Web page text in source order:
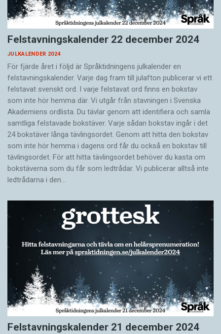
Felstavningskalender 22 december 2024
JULKALENDER 2024
För fjärde året i följd är Språktidningens julkalender en
felstavningskalender. Varje dag fram till julafton publicerar vi ett
felstavat svenskt ord. I varje felstavat ord finns en bokstav
som inte hör hemma där. Vi utgår från stavningen i Svenska
Akademiens ordlista. Du tävlar genom att identifiera och samla
samtliga felstavade bokstäver. Varje sådan bokstav ingår i det
24 bokstäver långa tävlingsordet. Genom att hitta den bokstav
som inte hör hemma i dagens ord får du också en bokstav till
tävlingsordet. För att hitta tävlingsordet behöver du kasta om
bokstäverna som du får som ledtrådar. Vi publicerar alltså inte
ledtrådarna i den…
Felstavningskalender 21 december 2024